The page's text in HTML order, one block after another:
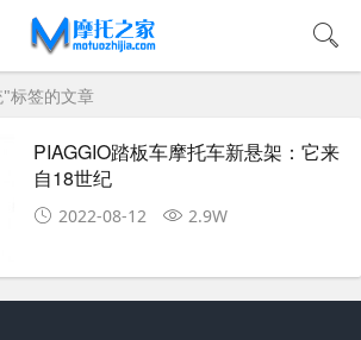
标签的文章
PIAGGIO踏板车摩托车新悬架：它来
自18世纪
2022-08-12 2.9W